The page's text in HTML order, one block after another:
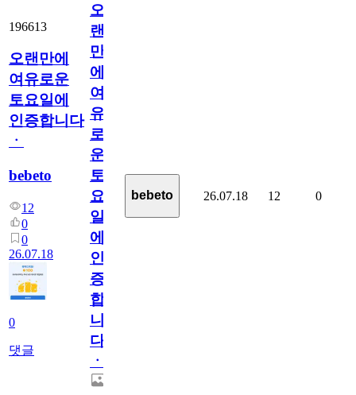
196613
오랜만에
여유로운
토요일에
인증합니다
ㆍ
bebeto
12
0
0
26.07.18
0
댓글
오
랜
만
에
여
유
로
운
토
요
일
에
인
증
합
니
다
ㆍ
bebeto 26.07.18 12 0